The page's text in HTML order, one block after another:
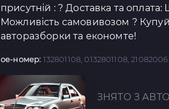
присутній : ? Доставка та
Можливість самовивозом ?
авторазборки та економте!
oe-номер: 132801108, 0132801108,
ЗНЯТО З